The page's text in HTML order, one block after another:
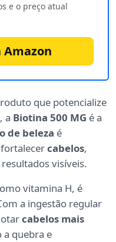
e o preço atual
Amazon
que potencialize
a Biotina 500 MG é a
de beleza é
cabelos,
visíveis.
vitamina H, é
a ingestão regular
cabelos mais
a quebra e